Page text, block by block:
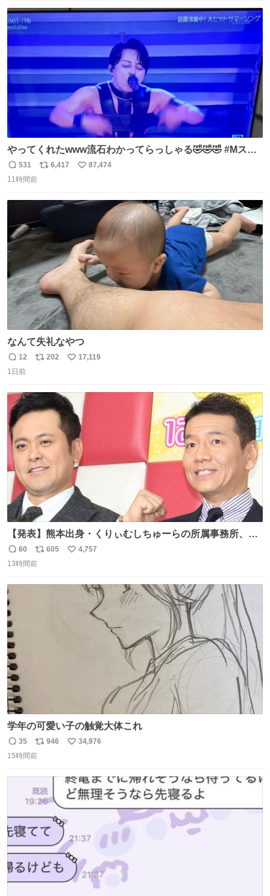
ト
数
やってくれたwww流石わかってらっしゃる🤣🤣🤣 #Mステ
#西川貴教
返
信
531
リ
ト
数
6,417
い
数
87,474
11時間前
なんて失礼なやつ
返
信
12
リ
ト
数
202
い
数
17,119
1日前
【発表】熊本出身・くりぃむしちゅーらの所属事務所、被
災地に義援金寄付 news.livedoor.com/article/detail… くり
ぃむしちゅーやマツコ、有働由美子らが所属する芸能事務
本地震の被災地支援のため義援金を寄付したことを公表し
た。
返
信
60
リ
ポ
605
い
4,757
13時間前
学年の可愛い子の触覚大体これ
返
信
35
リ
ポ
数
946
い
数
34,976
15時間前